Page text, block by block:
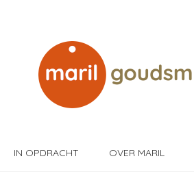
IN OPDRACHT OVER MARIL